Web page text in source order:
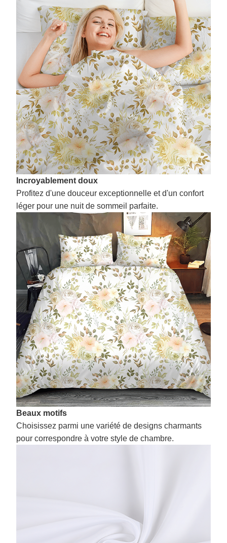
Incroyablement doux
Profitez d'une douceur exceptionnelle et d'un confort
léger pour une nuit de sommeil parfaite.
Beaux motifs
Choisissez parmi une variété de designs charmants
pour correspondre à votre style de chambre.